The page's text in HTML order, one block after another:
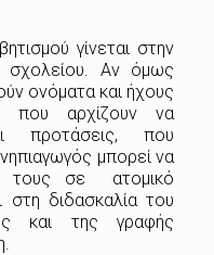
γίνεται στην
σχολείου. Αν όμως
ονόματα και ήχους
που αρχίζουν να
προτάσεις, που
μπορεί να
τους σε ατομικό
διδασκαλία του
και της γραφής